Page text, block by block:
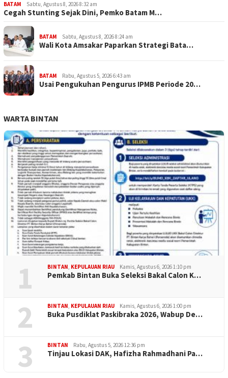
BATAM Sabtu, Agustus 8, 2026 8:32 am
Cegah Stunting Sejak Dini, Pemko Batam M…
BATAM Sabtu, Agustus 8, 2026 8:24 am
Wali Kota Amsakar Paparkan Strategi Bata…
BATAM Rabu, Agustus 5, 2026 6:43 am
Usai Pengukuhan Pengurus IPMB Periode 20…
WARTA BINTAN
1 BINTAN, KEPULAUAN RIAU Kamis, Agustus 6, 2026 1:10 pm
Pemkab Bintan Buka Seleksi Bakal Calon K…
2 BINTAN, KEPULAUAN RIAU Kamis, Agustus 6, 2026 1:00 pm
Buka Pusdiklat Paskibraka 2026, Wabup De…
3 BINTAN Rabu, Agustus 5, 2026 12:36 pm
Tinjau Lokasi DAK, Hafizha Rahmadhani Pa…